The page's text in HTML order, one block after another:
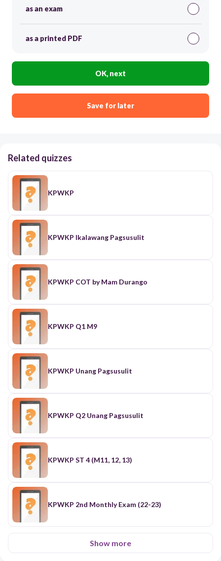
as an exam
as a printed PDF
OK, next
Save for later
Related quizzes
KPWKP
KPWKP Ikalawang Pagsusulit
KPWKP COT by Mam Durango
KPWKP Q1 M9
KPWKP Unang Pagsusulit
KPWKP Q2 Unang Pagsusulit
KPWKP ST 4 (M11, 12, 13)
KPWKP 2nd Monthly Exam (22-23)
Show more